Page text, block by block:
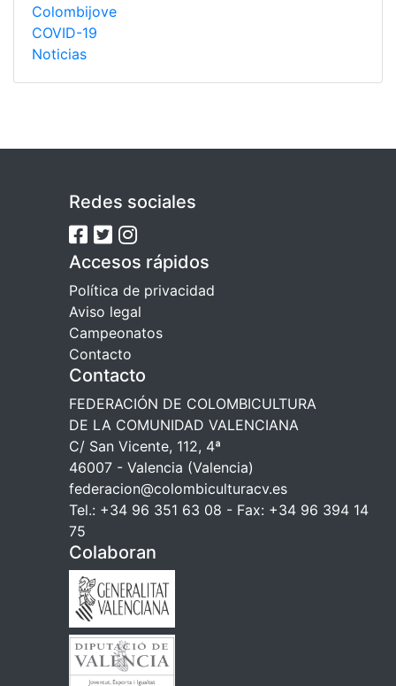
Colombijove
COVID-19
Noticias
Redes sociales
Accesos rápidos
Política de privacidad
Aviso legal
Campeonatos
Contacto
Contacto
FEDERACIÓN DE COLOMBICULTURA
DE LA COMUNIDAD VALENCIANA
C/ San Vicente, 112, 4ª
46007 - Valencia (Valencia)
federacion@colombiculturacv.es
Tel.: +34 96 351 63 08 - Fax: +34 96 394 14
75
Colaboran